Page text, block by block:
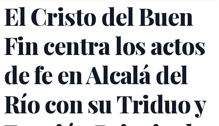
El Cristo del Buen
Fin centra los actos
de fe en Alcalá del
Río con su Triduo y